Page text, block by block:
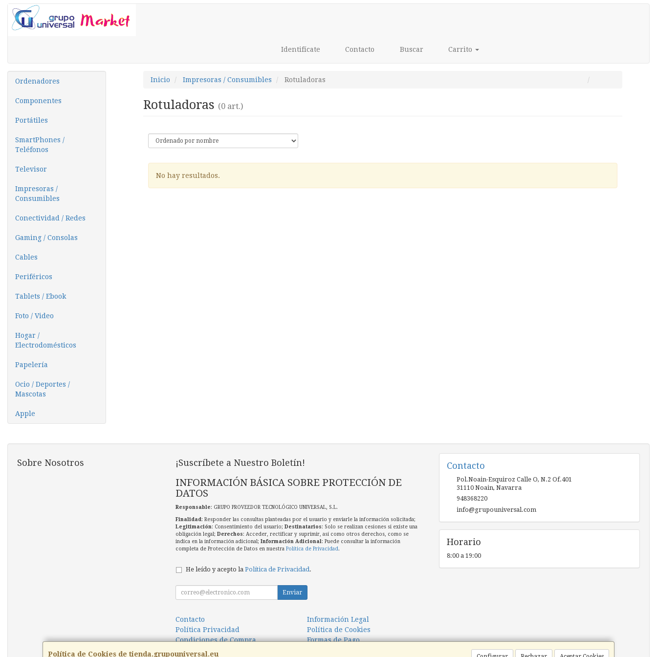
Identifícate Contacto Buscar Carrito
Ordenadores
Componentes
Portátiles
SmartPhones /
Teléfonos
Televisor
Impresoras /
Consumibles
Conectividad / Redes
Gaming / Consolas
Cables
Periféricos
Tablets / Ebook
Foto / Video
Hogar /
Electrodomésticos
Papelería
Ocio / Deportes /
Mascotas
Apple
Inicio Impresoras / Consumibles Rotuladoras
Rotuladoras (0 art.)
No hay resultados.
Política de Cookies de tienda.grupouniversal.eu
Sobre Nosotros ¡Suscríbete a Nuestro Boletín!
INFORMACIÓN BÁSICA SOBRE PROTECCIÓN DE
DATOS
Responsable: GRUPO PROVEEDOR TECNOLÓGICO UNIVERSAL, S.L.
Finalidad : Responder las consultas planteadas por el usuario y enviarle la información solicitada;
Legitimación: Consentimiento del usuario; Destinatarios: Solo se realizan cesiones si existe una
obligación legal; Derechos: Acceder, rectificar y suprimir, así como otros derechos, como se
indica en la información adicional; Información Adicional : Puede consultar la información
completa de Protección de Datos en nuestra Política de Privacidad .
He leído y acepto la Política de Privacidad.
Enviar
Contacto
Información Legal
Política Privacidad
Política de Cookies
Condiciones de Compra
Formas de Pago
Contacto
Pol.Noain-Esquiroz Calle O, N.2 Of.401
31110 Noain, Navarra
948368220
info@grupouniversal.com
Horario
8:00 a 19:00